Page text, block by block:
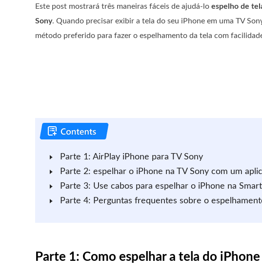
Este post mostrará três maneiras fáceis de ajudá-lo espelho de
Sony. Quando precisar exibir a tela do seu iPhone em uma TV
método preferido para fazer o espelhamento da tela com
Parte 1: AirPlay iPhone para TV Sony
Parte 2: espelhar o iPhone na TV Sony com um
Parte 3: Use cabos para espelhar o iPhone na
Parte 4: Perguntas frequentes sobre o
Parte 1: Como espelhar a tela do